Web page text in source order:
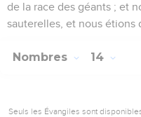
de la race des géants ; et
sauterelles, et nous étions
Nombres 14
Seuls les Évangiles sont